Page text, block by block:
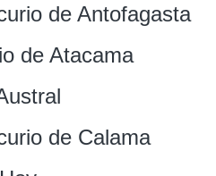
de Antofagasta
de Atacama
de Calama